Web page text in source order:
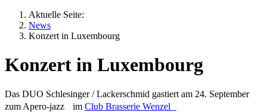
Aktuelle Seite:
News
Konzert in Luxembourg
Konzert in Luxembourg
Das DUO Schlesinger / Lackerschmid gastiert am 24. September
zum Apero-jazz im Club Brasserie Wenzel